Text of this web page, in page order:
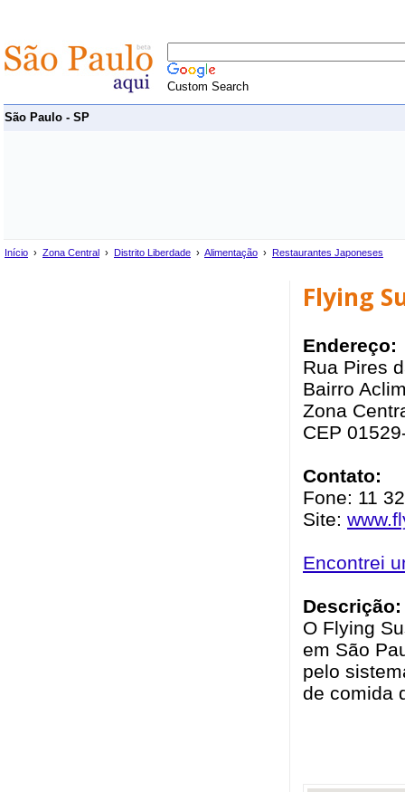
Custom Search
São Paulo - SP
Início › Zona Central › Distrito Liberdade › Alimentação › Restaurantes Japoneses
Flying
Endereço:
Rua Pires
Bairro
Zona
CEP
Contato:
Fone: 11
Site:
Encontrei
Descrição:
O Flying
em São
pelo
de comida